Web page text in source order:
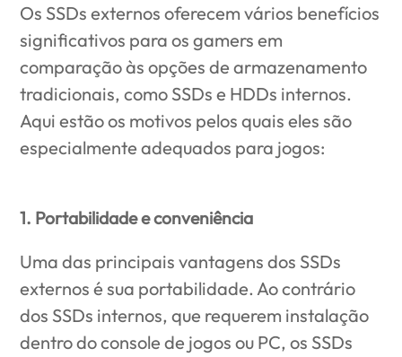
Os SSDs externos oferecem vários benefícios
significativos para os gamers em
comparação às opções de armazenamento
tradicionais, como SSDs e HDDs internos.
Aqui estão os motivos pelos quais eles são
especialmente adequados para jogos:
1. Portabilidade e conveniência
Uma das principais vantagens dos SSDs
externos é sua portabilidade. Ao contrário
dos SSDs internos, que requerem instalação
dentro do console de jogos ou PC, os SSDs